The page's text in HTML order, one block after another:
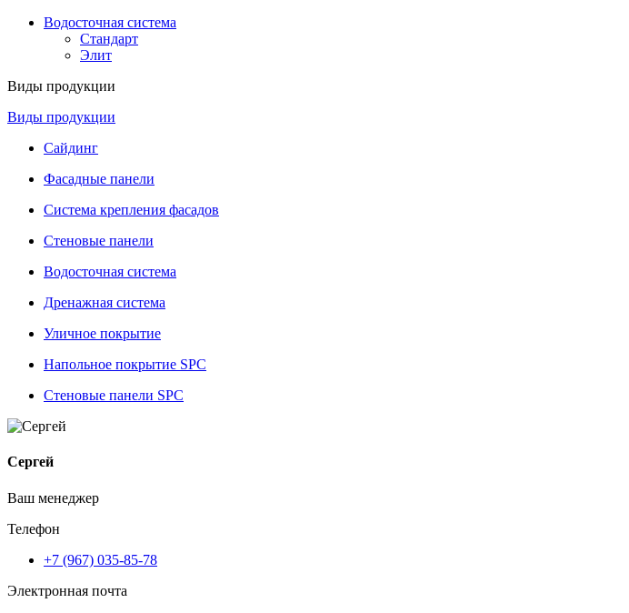
Водосточная система
Стандарт
Элит
Виды продукции
Виды продукции
Сайдинг
Фасадные панели
Система крепления фасадов
Стеновые панели
Водосточная система
Дренажная система
Уличное покрытие
Напольное покрытие SPC
Стеновые панели SPC
Сергей
Ваш менеджер
Телефон
+7 (967) 035-85-78
Электронная почта